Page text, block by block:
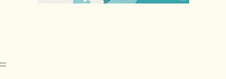
:::